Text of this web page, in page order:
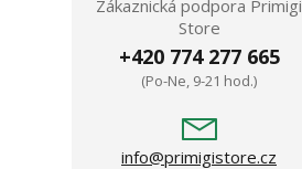
Zákaznická podpora Primigi
Store
+420 774 277 665
(Po-Ne, 9-21 hod.)
info@primigistore.cz